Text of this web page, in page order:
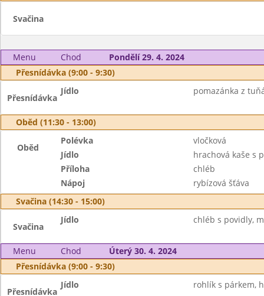
Svačina
Menu Chod
Pondělí 29. 4. 2024
Přesnídávka (9:00 - 9:30)
Přesnídávka
Jídlo pomazánka z
Oběd (11:30 - 13:00)
Oběd
Polévka
vločková
Jídlo
hrachová kaše s
Příloha
chléb
Nápoj
rybízová šťáva
Svačina (14:30 - 15:00)
Svačina
Jídlo chléb s povidly,
Menu Chod
Úterý 30. 4. 2024
Přesnídávka (9:00 - 9:30)
Přesnídávka
Jídlo rohlík s párkem,